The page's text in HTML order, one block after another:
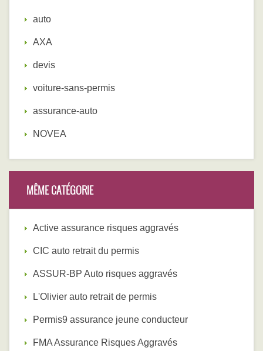
auto
AXA
devis
voiture-sans-permis
assurance-auto
NOVEA
MÊME CATÉGORIE
Active assurance risques aggravés
CIC auto retrait du permis
ASSUR-BP Auto risques aggravés
L'Olivier auto retrait de permis
Permis9 assurance jeune conducteur
FMA Assurance Risques Aggravés